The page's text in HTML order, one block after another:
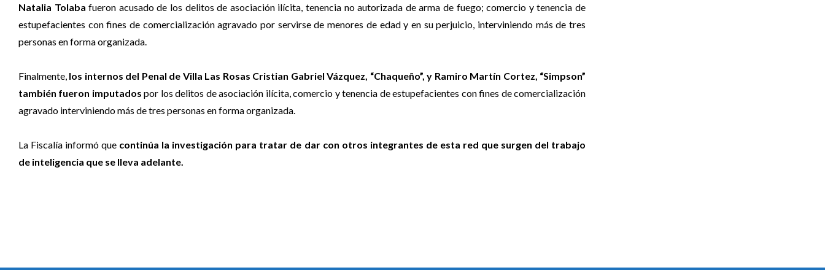
Natalia Tolaba fueron acusado de los delitos de asociación ilícita, tenencia no autorizada de arma de fuego; comercio y tenencia de
estupefacientes con fines de comercialización agravado por servirse de menores de edad y en su perjuicio, interviniendo más de tres
personas en forma organizada.
Finalmente, los internos del Penal de Villa Las Rosas Cristian Gabriel Vázquez, “Chaqueño”, y Ramiro Martín Cortez, “Simpson”
también fueron imputados por los delitos de asociación ilícita, comercio y tenencia de estupefacientes con fines de comercialización
agravado interviniendo más de tres personas en forma organizada.
La Fiscalía informó que continúa la investigación para tratar de dar con otros integrantes de esta red que surgen del trabajo
de inteligencia que se lleva adelante.